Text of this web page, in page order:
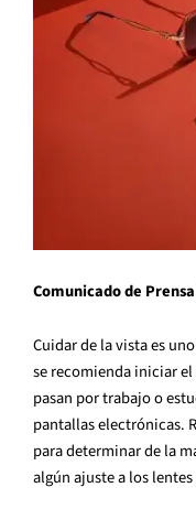
Comunicado de Prensa
Cuidar de la vista es
se recomienda iniciar
pasan por trabajo o
pantallas electrónicas.
para determinar de la
algún ajuste a los